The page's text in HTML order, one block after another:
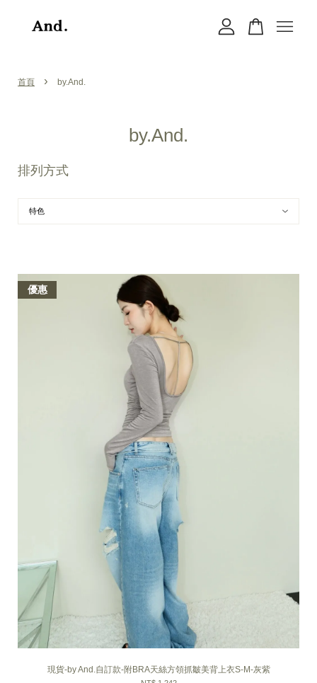
首頁 › by.And.
by.And.
排列方式
優惠
現貨-by And.自訂款-附BRA天絲方領抓皺美背上衣S-M-灰紫